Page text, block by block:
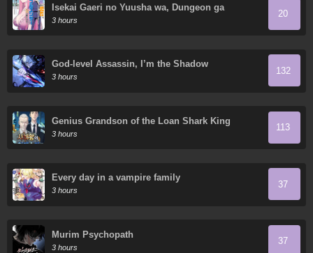
Isekai Gaeri no Yuusha wa, Dungeon ga
Shutsugen Shita Genjitsu Sekai de, Influencer
ni Natte Kin wo Kasegimasu!
3 hours
20
God-level Assassin, I’m the Shadow
3 hours
132
Genius Grandson of the Loan Shark King
3 hours
113
Every day in a vampire family
3 hours
37
Murim Psychopath
3 hours
37